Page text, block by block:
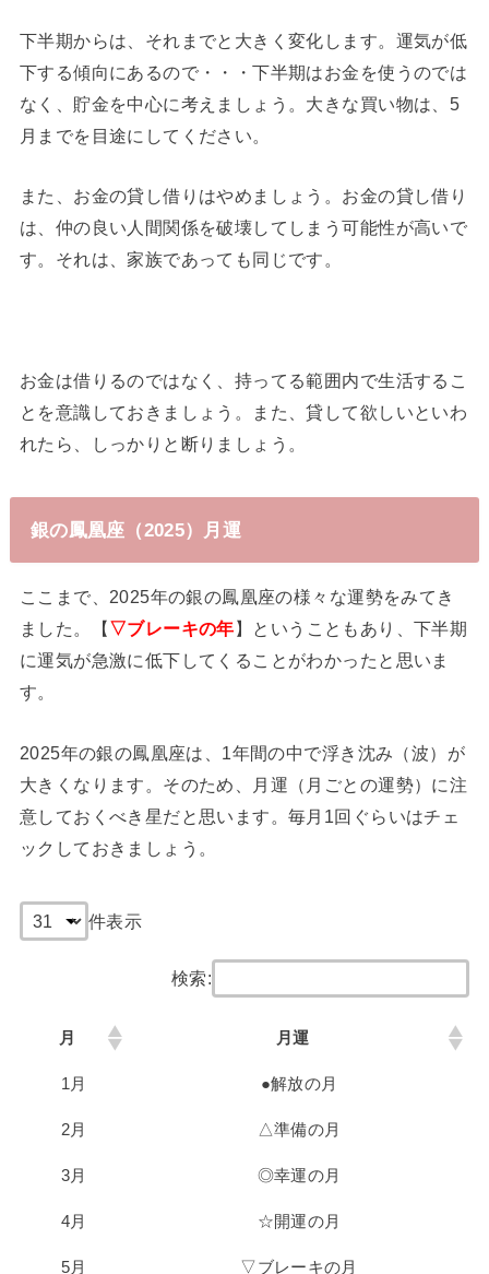
下半期からは、それまでと大きく変化します。運気が低
下する傾向にあるので・・・下半期はお金を使うのでは
なく、貯金を中心に考えましょう。大きな買い物は、5
月までを目途にしてください。
また、お金の貸し借りはやめましょう。お金の貸し借り
は、仲の良い人間関係を破壊してしまう可能性が高いで
す。それは、家族であっても同じです。
お金は借りるのではなく、持ってる範囲内で生活するこ
とを意識しておきましょう。また、貸して欲しいといわ
れたら、しっかりと断りましょう。
銀の鳳凰座（2025）月運
ここまで、2025年の銀の鳳凰座の様々な運勢をみてき
ました。【▽ブレーキの年】ということもあり、下半期
に運気が急激に低下してくることがわかったと思いま
す。
2025年の銀の鳳凰座は、1年間の中で浮き沈み（波）が
大きくなります。そのため、月運（月ごとの運勢）に注
意しておくべき星だと思います。毎月1回ぐらいはチェ
ックしておきましょう。
件表示
検索:
月 月運
1月 ●解放の月
2月 △準備の月
3月 ◎幸運の月
4月 ☆開運の月
5月 ▽ブレーキの月